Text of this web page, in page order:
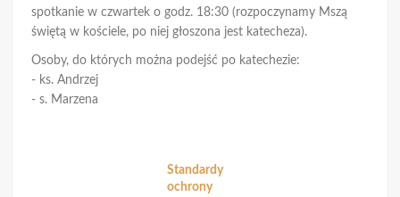
spotkanie w czwartek o godz. 18:30 (rozpoczynamy Mszą
świętą w kościele, po niej głoszona jest katecheza).
Osoby, do których można podejść po katechezie:
- ks. Andrzej
- s. Marzena
Standardy
ochrony